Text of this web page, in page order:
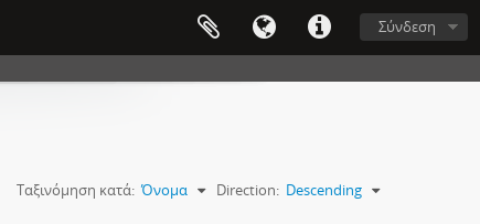
Σύνδεση
Ταξινόμηση κατά: Όνομα Direction: Descending